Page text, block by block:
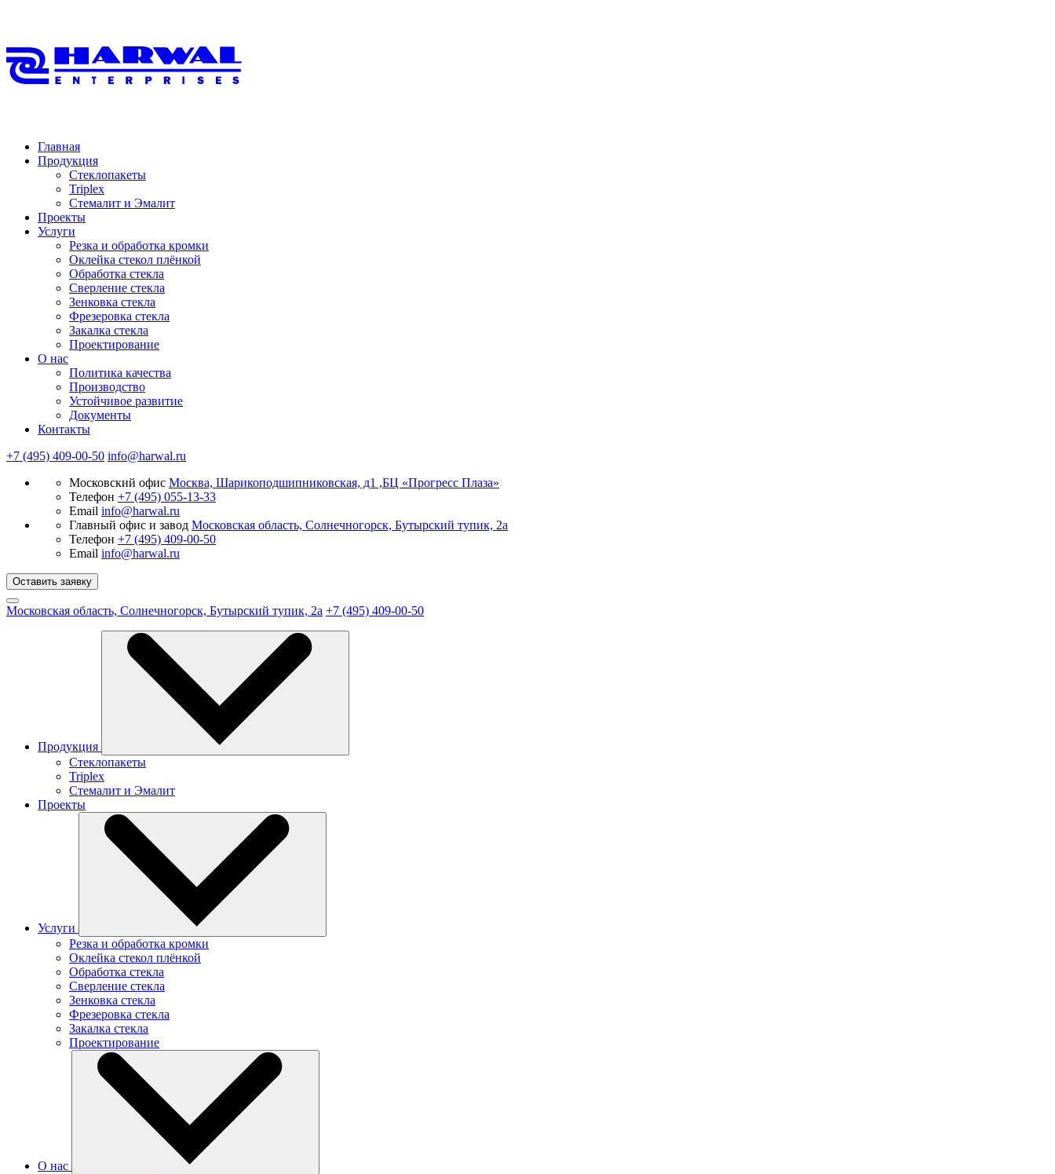
Главная
Продукция
Стеклопакеты
Triplex
Стемалит и Эмалит
Проекты
Услуги
Резка и обработка кромки
Оклейка стекол плёнкой
Обработка стекла
Сверление стекла
Зенковка стекла
Фрезеровка стекла
Закалка стекла
Проектирование
О нас
Политика качества
Производство
Устойчивое развитие
Документы
Контакты
+7 (495) 409-00-50 info@harwal.ru
Московский офис Москва, Шарикоподшипниковская, д1 ,БЦ «Прогресс Плаза»
Телефон +7 (495) 055-13-33
Email info@harwal.ru
Главный офис и завод Московская область, Солнечногорск, Бутырский тупик, 2а
Телефон +7 (495) 409-00-50
Email info@harwal.ru
Оставить заявку
Московская область, Солнечногорск, Бутырский тупик, 2а +7 (495) 409-00-50
Продукция
Стеклопакеты
Triplex
Стемалит и Эмалит
Проекты
Услуги
Резка и обработка кромки
Оклейка стекол плёнкой
Обработка стекла
Сверление стекла
Зенковка стекла
Фрезеровка стекла
Закалка стекла
Проектирование
О нас